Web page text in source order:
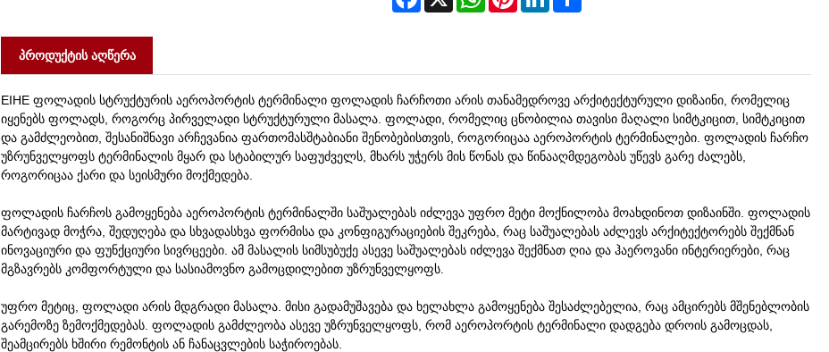
პროდუქტის აღწერა
EIHE ფოლადის სტრუქტურის აეროპორტის ტერმინალი ფოლადის ჩარჩოთი არის თანამედროვე არქიტექტურული დიზაინი, რომელიც
იყენებს ფოლადს, როგორც პირველადი სტრუქტურული მასალა. ფოლადი, რომელიც ცნობილია თავისი მაღალი სიმტკიცით, სიმტკიცით
და გამძლეობით, შესანიშნავი არჩევანია ფართომასშტაბიანი შენობებისთვის, როგორიცაა აეროპორტის ტერმინალები. ფოლადის ჩარჩო
უზრუნველყოფს ტერმინალის მყარ და სტაბილურ საფუძველს, მხარს უჭერს მის წონას და წინააღმდეგობას უწევს გარე ძალებს,
როგორიცაა ქარი და სეისმური მოქმედება.
ფოლადის ჩარჩოს გამოყენება აეროპორტის ტერმინალში საშუალებას იძლევა უფრო მეტი მოქნილობა მოახდინოთ დიზაინში. ფოლადის
მარტივად მოჭრა, შედუღება და სხვადასხვა ფორმისა და კონფიგურაციების შეკრება, რაც საშუალებას აძლევს არქიტექტორებს შექმნან
ინოვაციური და ფუნქციური სივრცეები. ამ მასალის სიმსუბუქე ასევე საშუალებას იძლევა შექმნათ ღია და ჰაეროვანი ინტერიერები, რაც
მგზავრებს კომფორტული და სასიამოვნო გამოცდილებით უზრუნველყოფს.
უფრო მეტიც, ფოლადი არის მდგრადი მასალა. მისი გადამუშავება და ხელახლა გამოყენება შესაძლებელია, რაც ამცირებს მშენებლობის
გარემოზე ზემოქმედებას. ფოლადის გამძლეობა ასევე უზრუნველყოფს, რომ აეროპორტის ტერმინალი დადგება დროის გამოცდას,
შეამცირებს ხშირი რემონტის ან ჩანაცვლების საჭიროებას.